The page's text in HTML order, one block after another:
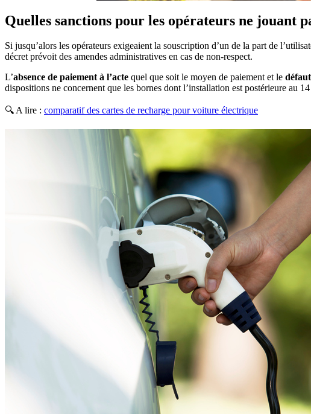
Quelles sanctions pour les opérateurs ne jouant
Si jusqu’alors les opérateurs exigeaient la souscription d’un de la part de
décret prévoit des amendes administratives en cas de non-respect.
L’absence de paiement à l’acte quel que soit le moyen de paiement et le
dispositions ne concernent que les bornes dont l’installation est postérieure au
🔍 A lire : comparatif des cartes de recharge pour voiture électrique